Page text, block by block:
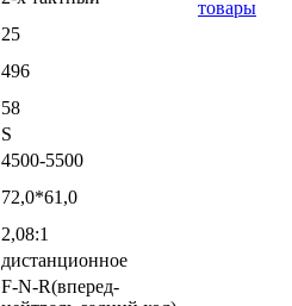
товары
25
496
58
S
4500-5500
72,0*61,0
2,08:1
дистанционное
F-N-R(вперед-